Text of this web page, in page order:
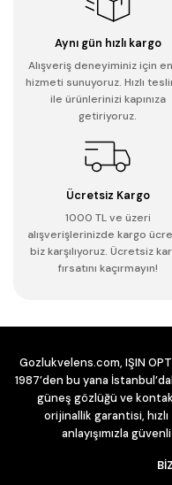
Aynı gün hızlı kargo
Alışveriş deneyiminiz için
hizmeti sunuyoruz. Hızlı
ile ürünlerinizi kapınıza
getiriyoruz.
Ücretsiz Kargo
1000 TL ve üzeri
alışverişlerinizde kargo
biz karşılıyoruz. Ücretsiz
fırsatını kaçırmayın!
Gozlukvelens.com, IŞIN
1987’den bu yana
güneş gözlüğü ve
orijinallik garantisi,
anlayışımızla